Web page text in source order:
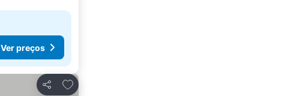
Ver preços
Partilhar
Adicionar aos favoritos